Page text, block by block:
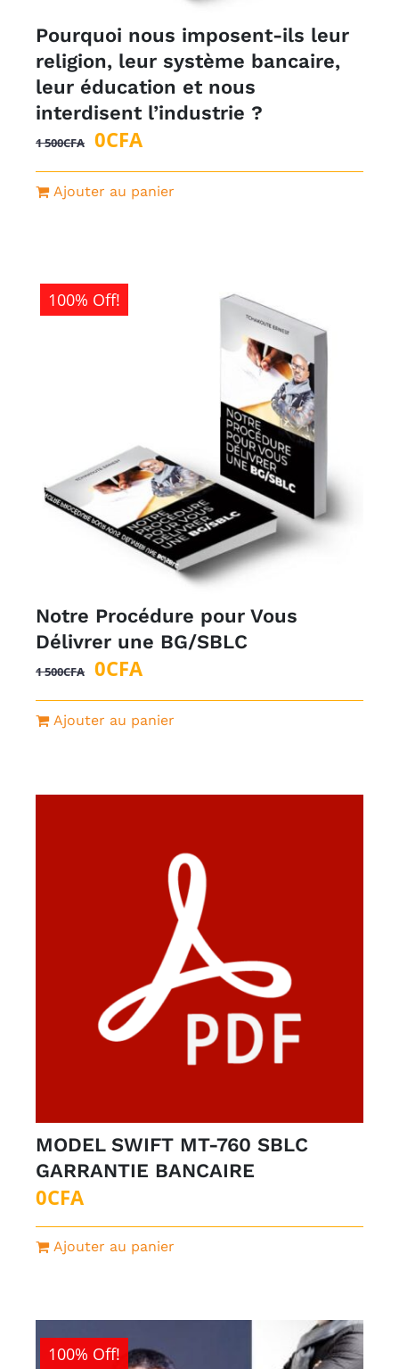
Pourquoi nous imposent-ils leur
religion, leur système bancaire,
leur éducation et nous
interdisent l’industrie ?
1 500CFA
Le
prix
initial
0CFALe
prix
actuel
Ajouter au panier
100% Off!
Notre Procédure pour Vous
Délivrer une BG/SBLC
1 500CFA
Le
prix
initial
500CFA.
0CFALe
prix
actuel
Ajouter au panier
MODEL SWIFT MT-760 SBLC
GARRANTIE BANCAIRE
0CFA
Ajouter au panier
100% Off!